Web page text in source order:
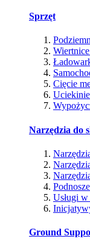
Sprzęt
Cięcie
Narzędzia do
Usługi
Ground